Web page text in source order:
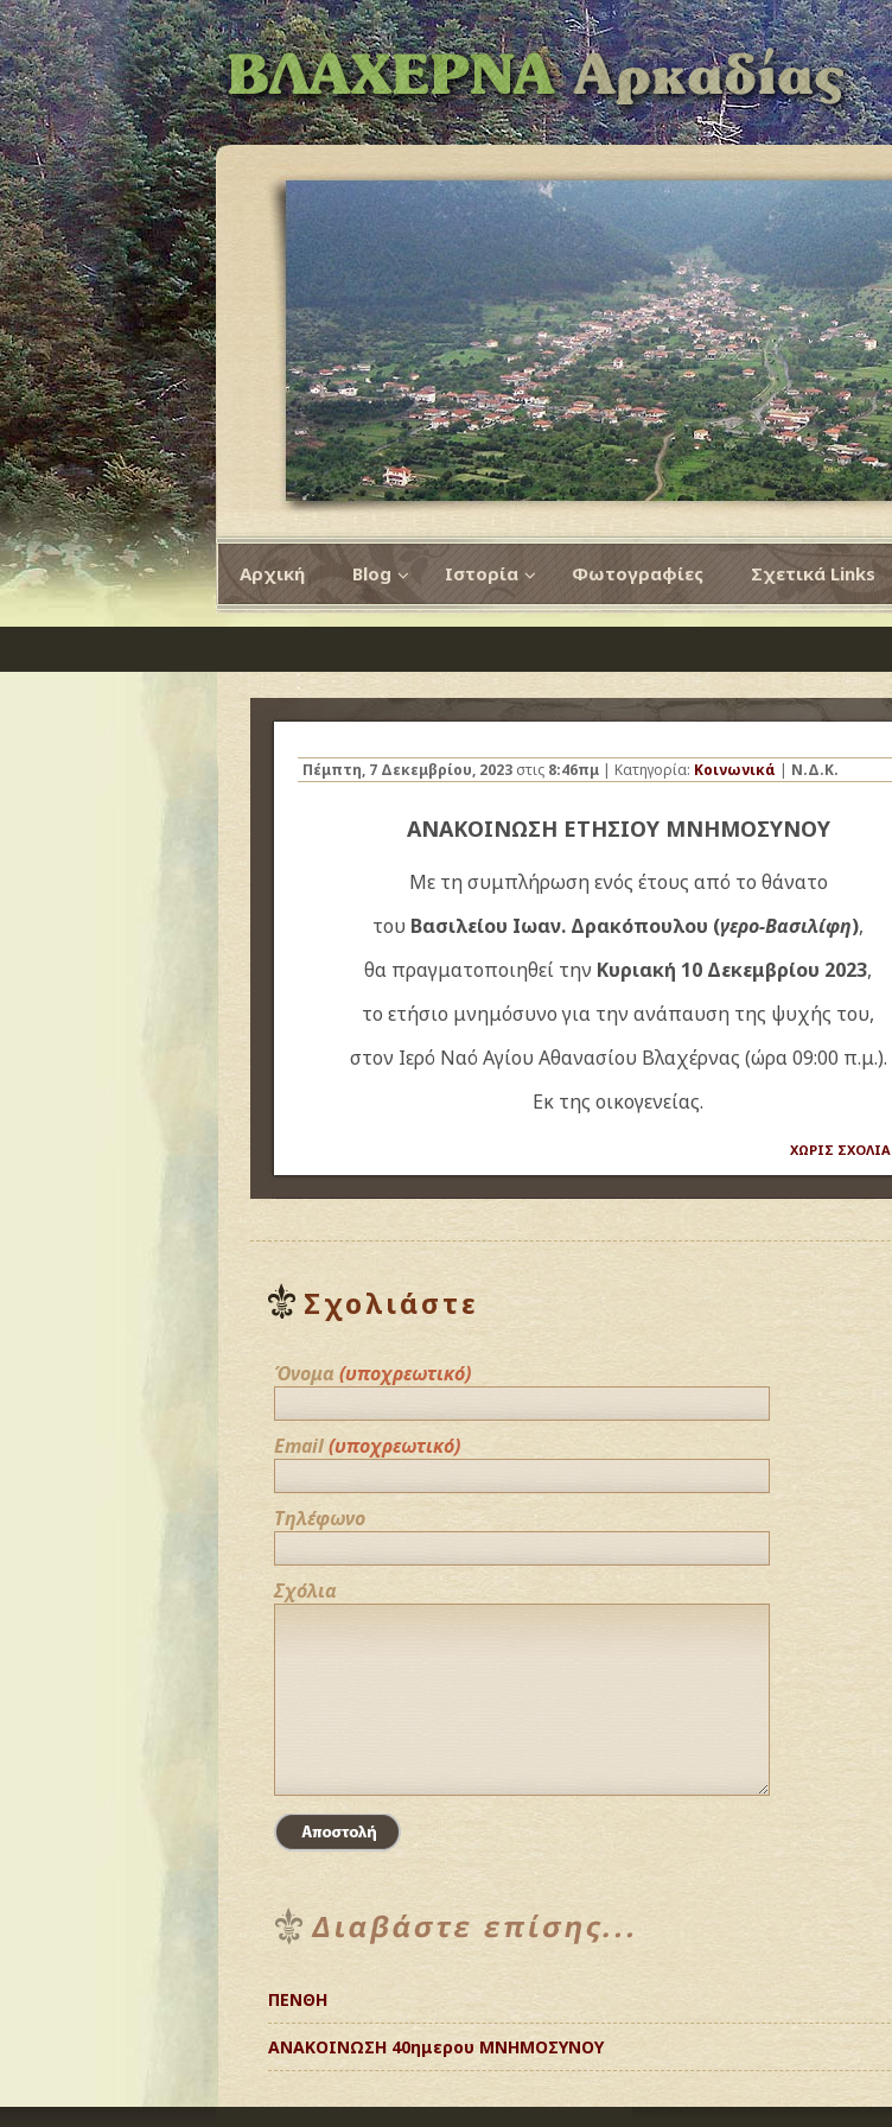
Αρχική Blog Ιστορία Φωτογραφίες Σχετικά Links
Πέμπτη, 7 Δεκεμβρίου, 2023 στις 8:46πμ | Κατηγορία: Κοινωνικά | Ν.Δ.Κ.
ΑΝΑΚΟΙΝΩΣΗ ΕΤΗΣΙΟΥ ΜΝΗΜΟΣΥΝΟΥ
Με τη συμπλήρωση ενός έτους από το θάνατο
του Βασιλείου Ιωαν. Δρακόπουλου (γερο-Βασιλίφη),
θα πραγματοποιηθεί την Κυριακή 10 Δεκεμβρίου 2023,
το ετήσιο μνημόσυνο για την ανάπαυση της ψυχής του,
στον Ιερό Ναό Αγίου Αθανασίου Βλαχέρνας (ώρα 09:00 π.μ.).
Εκ της οικογενείας.
ΧΩΡΙΣ ΣΧΟΛΙΑ
Σχολιάστε
Όνομα (υποχρεωτικό)
Email(υποχρεωτικό)
Τηλέφωνο
Σχόλια
ΠΕΝΘΗ
ΑΝΑΚΟΙΝΩΣΗ 40ημερου ΜΝΗΜΟΣΥΝΟΥ